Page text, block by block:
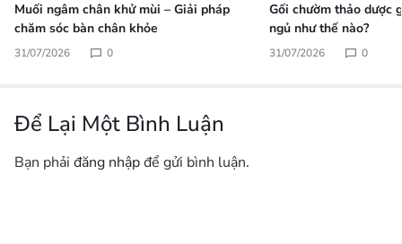
Muối ngâm chân khử mùi – Giải pháp
chăm sóc bàn chân khỏe
31/07/2026 0
Gối chườm thảo dược
ngủ như thế nào?
31/07/2026 0
Để Lại Một Bình Luận
Bạn phải đăng nhậpđể gửi bình luận.